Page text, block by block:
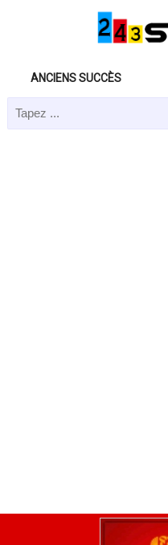
ANCIENS SUCCÈS